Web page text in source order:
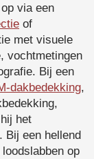
via een
of
met visuele
vochtmetingen
Bij een
dakbedekking,
het
Bij een hellend
op